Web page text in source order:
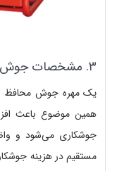
۳. مشخصات جوش و جوشکاری بیش از حد
همین موضوع باعث
جوشکاری می‌شود و
مستقیم در هزینه